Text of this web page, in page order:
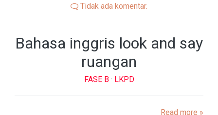
Tidak ada komentar.
Bahasa inggris look and say
ruangan
FASE B · LKPD
Read more »